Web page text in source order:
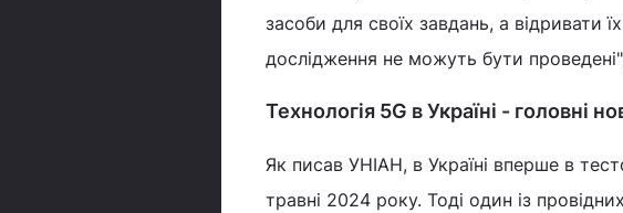
засоби для своїх завдань, а відривати
дослідження не можуть бути
Технологія 5G в Україні - головні
Як писав УНІАН, в Україні вперше в
травні 2024 року. Тоді один із